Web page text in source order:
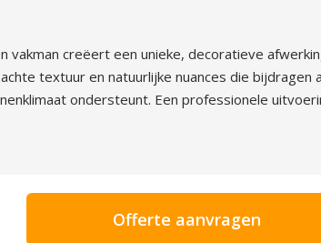
vakman creëert een unieke, decoratieve
textuur en natuurlijke nuances die
ondersteunt. Een professionele
Offerte aanvragen